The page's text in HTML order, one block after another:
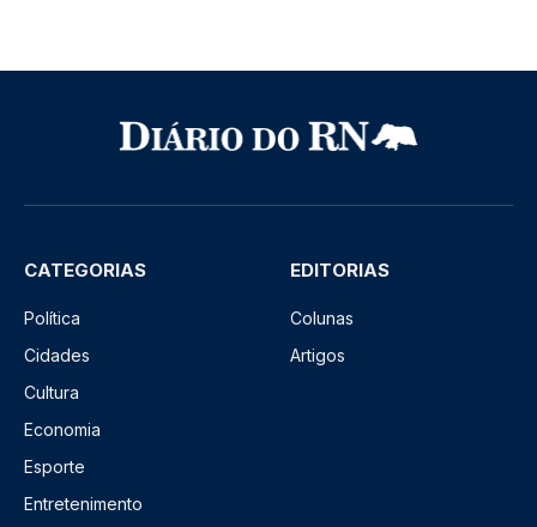
CATEGORIAS
Política
Cidades
Cultura
Economia
Esporte
Entretenimento
EDITORIAS
Colunas
Artigos